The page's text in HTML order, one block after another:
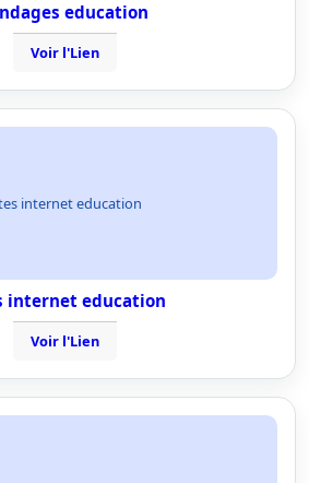
education
Voir l'Lien
internet education
internet education
Voir l'Lien